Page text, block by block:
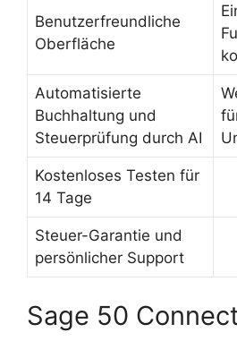
Benutzerfreundliche
Oberfläche
Automatisierte
Buchhaltung und
Steuerprüfung durch AI
Kostenloses Testen für
14 Tage
Steuer-Garantie und
persönlicher Support
Sage 50